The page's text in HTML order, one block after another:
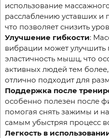
использование
расслаблению уставших
что позволяет снизить
Улучшение гибкости:
вибрации может улучшить
эластичность мышц, что
активных людей тем более,
отлично подходит для
Поддержка после
особенно полезен после
помогая снять зажимы и
самым убыстряя процесс
Легкость в